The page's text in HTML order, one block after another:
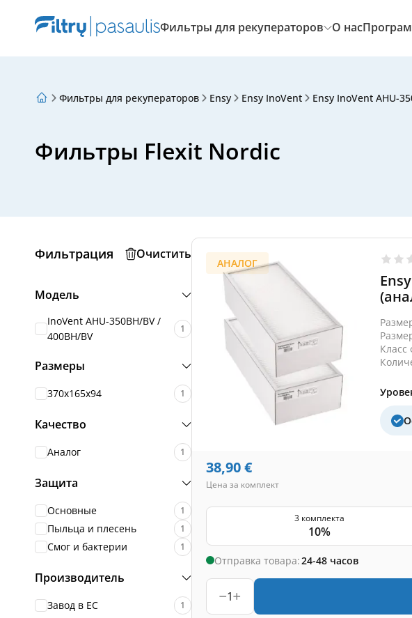
Фильтры для рекуператоров О нас
Фильтры для рекуператоров Ensy Ensy InoVent Ensy InoVent AHU-
Фильтры Flexit Nordic
Фильтрация Очистить
Модель
InoVent AHU-350BH/BV /
400BH/BV
1
Размеры
370x165x94 1
Качество
Аналог 1
Защита
Основные 1
Пыльца и плесень 1
Смог и бактерии 1
Производитель
Завод в ЕС 1
АНАЛОГ
Класс
38,90€
Цена за комплект
3 комплекта
10%
Отправка товара:24-48 часов
1